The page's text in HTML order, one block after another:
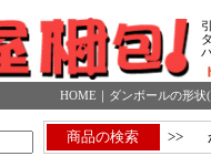
HOME ｜ ダンボールの形状
商品の検索 >>